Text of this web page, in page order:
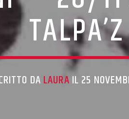
TALPA’Z
DA LAURA IL 25